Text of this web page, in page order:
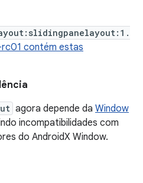
contém estas
agora depende da Window
incompatibilidades com
do AndroidX Window.